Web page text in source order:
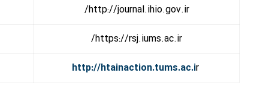
http://journal.ihio.gov.ir/
https://rsj.iums.ac.ir/
http://htainaction.tums.ac.ir